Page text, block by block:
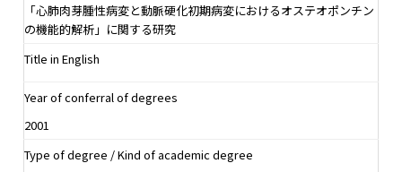
「心肺肉芽腫性病変と動脈硬化初期病変におけるオステオポンチン
の機能的解析」に関する研究
Title in English
Year of conferral of degrees
2001
Type of degree / Kind of academic degree